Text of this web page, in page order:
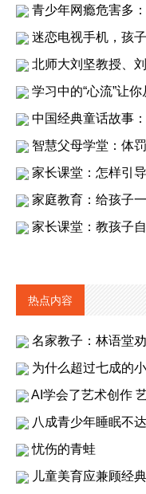
青少年网瘾危害多
迷恋电视手机，孩
北师大刘坚教授、
学习中的“心流”让
中国经典童话故事
智慧父母学堂：体
家长课堂：怎样引
家庭教育：给孩子
家长课堂：教孩子
热点内容
名家教子：林语堂
为什么超过七成的
AI学会了艺术创作
八成青少年睡眠不
忧伤的青蛙
儿童美育应兼顾经